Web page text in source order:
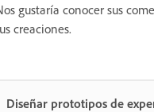
gustaría conocer sus
creaciones.
Diseñar prototipos de